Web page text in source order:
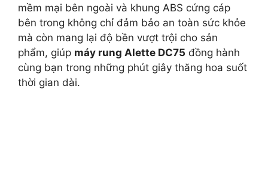
mềm mại bên ngoài và khung ABS cứng cáp
bên trong không chỉ đảm bảo an toàn sức khỏe
mà còn mang lại độ bền vượt trội cho sản
phẩm, giúp máy rung Alette DC75 đồng hành
cùng bạn trong những phút giây thăng hoa suốt
thời gian dài.